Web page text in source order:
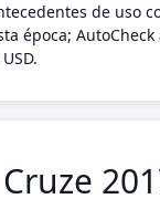
de uso
época;